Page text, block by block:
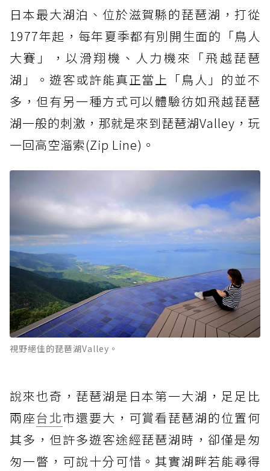
日本最大湖泊、位於滋賀縣的琵琶湖，打從
1977年起，每年夏季都有別開生面的「鳥人
大賽」，以滑翔機、人力機來「飛越琵琶
湖」。遊客或許能真正當上「鳥人」的並不
多，但有另一種方式可以體驗彷如飛越琵琶
湖一般的刺激，那就是來到琵琶湖Valley，玩
一回高空溜索(Zip Line)。
視野絕佳的琵琶湖Valley。
說來也奇，琵琶湖是日本第一大湖，足足比
兩座台北市還要大，可賞看琵琶湖的位置何
其多，但許多遊客途經琵琶湖時，卻僅是匆
匆一瞥，可說十分可惜。其實湖畔若能尋得